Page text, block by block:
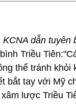
dẫn tuyên
Triều
thể tránh khỏi
bắt tay với Mỹ
lược Triều